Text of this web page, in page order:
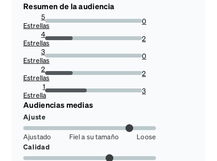
Resumen de la audiencia
5
Estrellas
0%
0
4
Estrellas28.57142857142857%
2
3
Estrellas
0%
0
2
Estrellas28.57142857142857%
2
1
Estrella42.857142857142854%
3
Audiencias medias
Ajuste
Ajustado Fiel a su tamaño
Loose
Calidad